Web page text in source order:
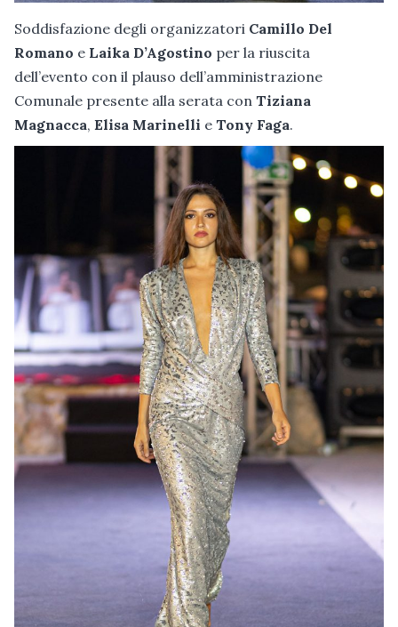
Soddisfazione degli organizzatori Camillo Del
Romano e Laika D’Agostino per la riuscita
dell’evento con il plauso dell’amministrazione
Comunale presente alla serata con Tiziana
Magnacca, Elisa Marinelli e Tony Faga.